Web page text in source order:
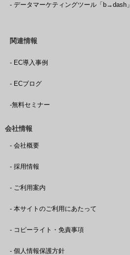
- データマーケティングツール「b→dash」
関連情報
- EC導入事例
- ECブログ
-無料セミナー
会社情報
- 会社概要
- 採用情報
- ご利用案内
- 本サイトのご利用にあたって
- コピーライト・免責事項
- 個人情報保護方針